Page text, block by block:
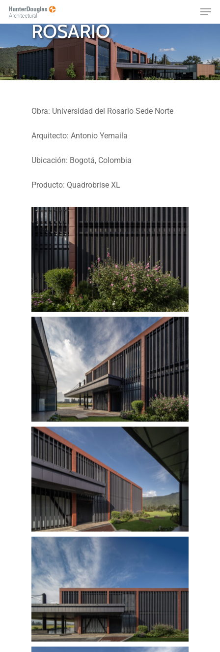
Skip
content
UNIVERSIDAD DEL
ROSARIO
Obra: Universidad del Rosario Sede Norte
Arquitecto: Antonio Yemaila
Ubicación: Bogotá, Colombia
Producto: Quadrobrise XL